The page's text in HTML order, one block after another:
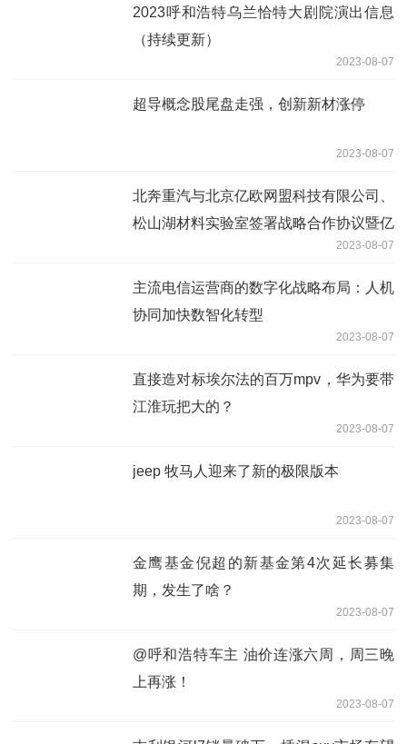
2023呼和浩特乌兰恰特大剧院演出信息
（持续更新）
2023-08-07
超导概念股尾盘走强，创新新材涨停
2023-08-07
北奔重汽与北京亿欧网盟科技有限公司、
松山湖材料实验室签署战略合作协议暨亿
2023-08-07
主流电信运营商的数字化战略布局：人机
协同加快数智化转型
2023-08-07
直接造对标埃尔法的百万mpv，华为要带
江淮玩把大的？
2023-08-07
jeep 牧马人迎来了新的极限版本
2023-08-07
金鹰基金倪超的新基金第4次延长募集
期，发生了啥？
2023-08-07
@呼和浩特车主 油价连涨六周，周三晚
上再涨！
2023-08-07